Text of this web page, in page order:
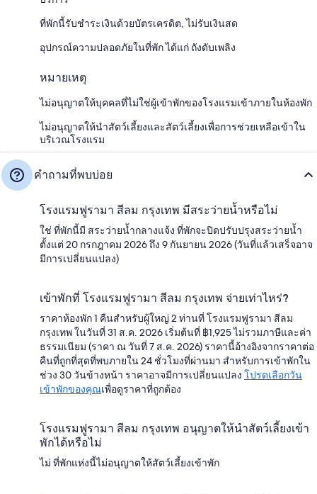
ที่พักนี้รับชำระเงินด้วยบัตรเครดิต, ไม่รับเงินสด
อุปกรณ์ความปลอดภัยในที่พัก ได้แก่ ถังดับเพลิง
หมายเหตุ
ไม่อนุญาตให้บุคคลที่ไม่ใช่ผู้เข้าพักของโรงแรมเข้าภายในห้องพัก
ไม่อนุญาตให้นำสัตว์เลี้ยงและสัตว์เลี้ยงเพื่อการช่วยเหลือเข้าใน
บริเวณโรงแรม
คำถามที่พบบ่อย
โรงแรมฟูรามา สีลม กรุงเทพ มีสระว่ายน้ำหรือไม่
ใช่ ที่พักนี้มี สระว่ายน้ำกลางแจ้ง ที่พักจะปิดปรับปรุงสระว่ายน้ำ
ตั้งแต่ 20 กรกฎาคม 2026 ถึง 9 กันยายน 2026 (วันที่แล้วเสร็จอาจ
มีการเปลี่ยนแปลง)
เข้าพักที่ โรงแรมฟูรามา สีลม กรุงเทพ จ่ายเท่าไหร่?
ราคาห้องพัก 1 คืนสำหรับผู้ใหญ่ 2 ท่านที่ โรงแรมฟูรามา สีลม
กรุงเทพ ในวันที่ 31 ส.ค. 2026 เริ่มต้นที่ ฿1,925 ไม่รวมภาษีและค่า
ธรรมเนียม (ราคา ณ วันที่ 7 ส.ค. 2026) ราคานี้อ้างอิงจากราคาต่อ
คืนที่ถูกที่สุดที่พบภายใน 24 ชั่วโมงที่ผ่านมา สำหรับการเข้าพักใน
ช่วง 30 วันข้างหน้า ราคาอาจมีการเปลี่ยนแปลง โปรดเลือกวัน
เข้าพักของคุณเพื่อดูราคาที่ถูกต้อง
โรงแรมฟูรามา สีลม กรุงเทพ อนุญาตให้นำสัตว์เลี้ยงเข้า
พักได้หรือไม่
ไม่ ที่พักแห่งนี้ไม่อนุญาตให้สัตว์เลี้ยงเข้าพัก